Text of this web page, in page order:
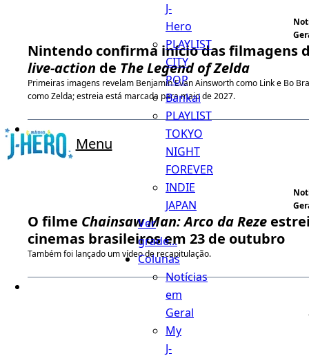
Menu
J-
Hero
PLAYLIST
CITY
POP
Bankai
PLAYLIST
TOKYO
NIGHT
FOREVER
INDIE
JAPAN
Ver
grade...
Colunas
Notícias
em
Geral
My
J-
Nintendo confirma início das filmagens
live-action de The Legend of Zelda
Primeiras imagens revelam Benjamin Evan Ainsworth como Link e Bo
como Zelda; estreia está marcada para maio de 2027.
O filme Chainsaw Man: Arco da Reze
cinemas brasileiros em 23 de outubro
Também foi lançado um vídeo de recapitulação.